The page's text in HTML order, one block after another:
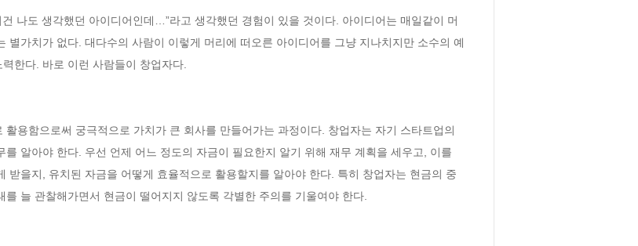
나도 생각했던 아이디어인데…”라고 생각했던 경험이 있을 것이다. 아이디어는 매일같이 머
별가치가 없다. 대다수의 사람이 이렇게 머리에 떠오른 아이디어를 그냥 지나치지만 소수의 예
한다. 바로 이런 사람들이 창업자다.
용함으로써 궁극적으로 가치가 큰 회사를 만들어가는 과정이다. 창업자는 자기 스타트업의
알아야 한다. 우선 언제 어느 정도의 자금이 필요한지 알기 위해 재무 계획을 세우고, 이를
받을지, 유치된 자금을 어떻게 효율적으로 활용할지를 알아야 한다. 특히 창업자는 현금의 중
늘 관찰해가면서 현금이 떨어지지 않도록 각별한 주의를 기울여야 한다.